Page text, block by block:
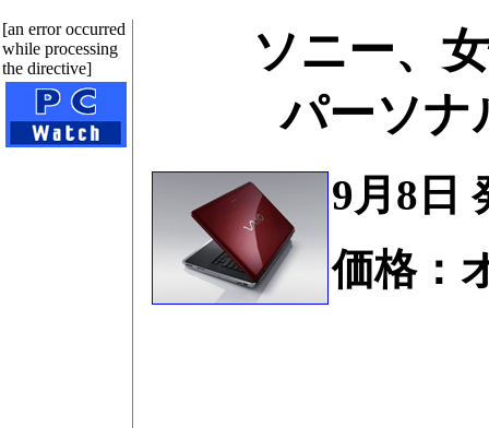
[an error occurred
while processing
the directive]
ソニー、
パーソナ
9月8日
価格：